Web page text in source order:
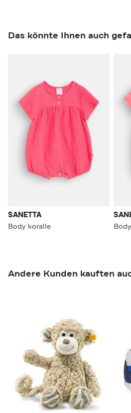
Das könnte Ihnen auch
SANETTA
Body koralle
Andere Kunden kauften